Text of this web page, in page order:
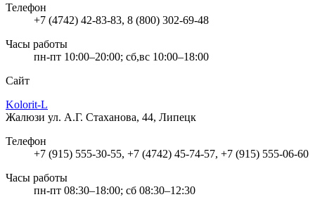
Телефон
+7 (4742) 42-83-83, 8 (800) 302-69-48
Часы работы
пн-пт 10:00–20:00; сб,вс 10:00–18:00
Сайт
Kolorit-L
Жалюзи ул. А.Г. Стаханова, 44, Липецк
Телефон
+7 (915) 555-30-55, +7 (4742) 45-74-57, +7 (915) 555-06-60
Часы работы
пн-пт 08:30–18:00; сб 08:30–12:30